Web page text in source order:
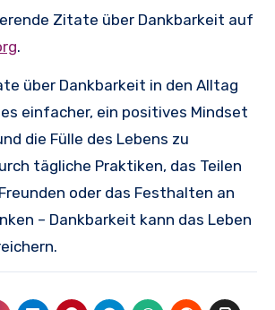
Zitate über Dankbarkeit auf
.
über Dankbarkeit in den Alltag
einfacher, ein positives Mindset
die Fülle des Lebens zu
tägliche Praktiken, das Teilen
oder das Festhalten an
– Dankbarkeit kann das Leben